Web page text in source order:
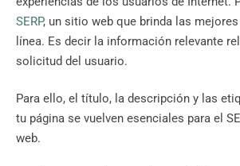
SERP, un sitio web que brinda las
línea. Es decir la información relevante
solicitud del usuario.
Para ello, el título, la descripción y las
tu página se vuelven esenciales para el
web.